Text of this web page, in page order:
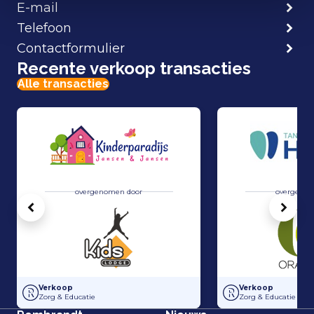
E-mail
Telefoon
Contactformulier
Recente verkoop transacties
Alle transacties
overgenomen door
Overname Kinderparadijs Jansen & Jansen door Kids Lodge
Verkoop
Zorg & Educatie
Overname van
Verkoop
Zorg & Educatie
Vorige